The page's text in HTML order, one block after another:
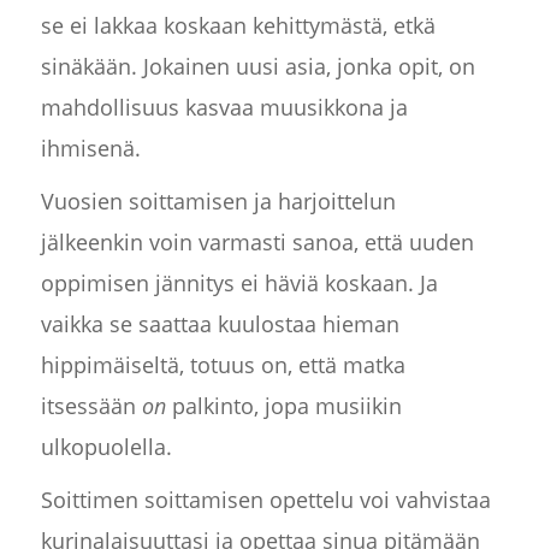
se ei lakkaa koskaan kehittymästä, etkä
sinäkään. Jokainen uusi asia, jonka opit, on
mahdollisuus kasvaa muusikkona ja
ihmisenä.
Vuosien soittamisen ja harjoittelun
jälkeenkin voin varmasti sanoa, että uuden
oppimisen jännitys ei häviä koskaan. Ja
vaikka se saattaa kuulostaa hieman
hippimäiseltä, totuus on, että matka
itsessään onpalkinto, jopa musiikin
ulkopuolella.
Soittimen soittamisen opettelu voi vahvistaa
kurinalaisuuttasi ja opettaa sinua pitämään